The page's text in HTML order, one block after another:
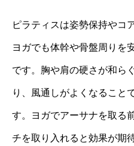
ピラティスは姿勢保持やコ
ヨガでも体幹や骨盤周りを
です。胸や肩の硬さが和ら
り、風通しがよくなること
す。ヨガでアーサナを取る
チを取り入れると効果が期